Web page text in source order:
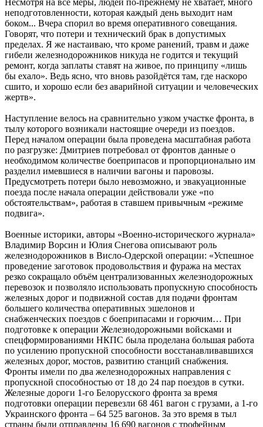
Несмотря на все меры, людей по-прежнему не хватает, много
неподготовленности, которая каждый день выходит нам
боком... Вчера спорил во время оперативного совещания.
Говорят, что потери и технический брак в допустимых
пределах. Я же настаиваю, что кроме ранений, травм и даже
гибели железнодорожников никуда не годится и текущий
ремонт, когда заплаты ставят на живое, по принципу «лишь
бы ехало». Ведь ясно, что вновь разойдётся там, где наскоро
сшито, и хорошо если без аварийной ситуации и человеческих
жертв».
Наступление велось на сравнительно узком участке фронта, в
тылу которого возникали настоящие очереди из поездов.
Перед началом операции была проведена масштабная работа
по разгрузке: Дмитриев потребовал от фронтов данные о
необходимом количестве боеприпасов и пропорционально им
разделил имевшиеся в наличии вагоны и паровозы.
Предусмотреть потери было невозможно, и эвакуационные
поезда после начала операции действовали уже «по
обстоятельствам», работая в ставшем привычным «режиме
подвига».
Военные историки, авторы «Военно-исторического журнала»
Владимир Ворсин и Юлия Снегова описывают роль
железнодорожников в Висло-Одерской операции: «Успешное
проведение заготовок продовольствия и фуража на местах
резко сокращало объём централизованных железнодорожных
перевозок и позволяло использовать пропускную способность
железных дорог и подвижной состав для подачи фронтам
большего количества оперативных эшелонов и
снабженческих поездов с боеприпасами и горючим… При
подготовке к операции Железнодорожными войсками и
спецформированиями НКПС была проделана большая работа
по усилению пропускной способности восстанавливавшихся
железных дорог, мостов, развитию станций снабжения.
Фронты имели по два железнодорожных направления с
пропускной способностью от 18 до 24 пар поездов в сутки.
Железные дороги 1-го Белорусского фронта за время
подготовки операции перевезли 68 461 вагон с грузами, а 1-го
Украинского фронта – 64 525 вагонов. За это время в тыл
страны были отправлены 16 690 вагонов с трофейным